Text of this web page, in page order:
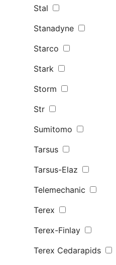
Stal
Stanadyne
Starco
Stark
Storm
Str
Sumitomo
Tarsus
Tarsus-Elaz
Telemechanic
Terex
Terex-Finlay
Terex Сedarapids